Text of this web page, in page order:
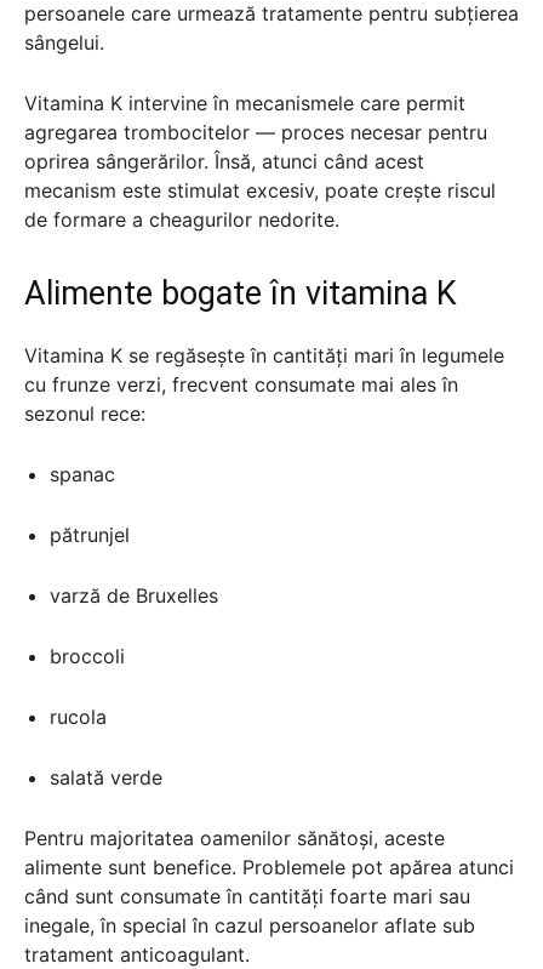
persoanele care urmează tratamente pentru subțierea
sângelui.
Vitamina K intervine în mecanismele care permit
agregarea trombocitelor — proces necesar pentru
oprirea sângerărilor. Însă, atunci când acest
mecanism este stimulat excesiv, poate crește riscul
de formare a cheagurilor nedorite.
Alimente bogate în vitamina K
Vitamina K se regăsește în cantități mari în legumele
cu frunze verzi, frecvent consumate mai ales în
sezonul rece:
spanac
pătrunjel
varză de Bruxelles
broccoli
rucola
salată verde
Pentru majoritatea oamenilor sănătoși, aceste
alimente sunt benefice. Problemele pot apărea atunci
când sunt consumate în cantități foarte mari sau
inegale, în special în cazul persoanelor aflate sub
tratament anticoagulant.